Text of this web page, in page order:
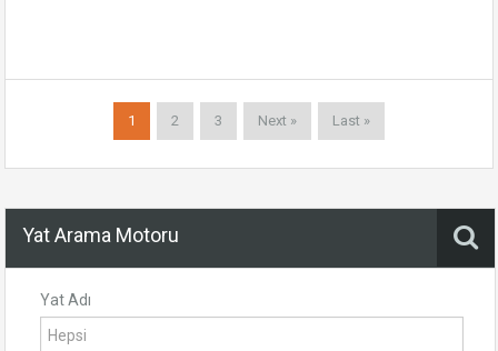
1 2 3 Next » Last »
Yat Arama Motoru
Yat Adı